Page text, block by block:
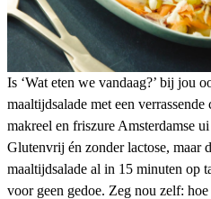
Is ‘Wat eten we vandaag?’ bij jou
maaltijdsalade met een
makreel en friszure Amsterdamse
Glutenvrij én zonder lactose, maar
maaltijdsalade al in 15 minuten op
voor geen gedoe. Zeg nou zelf: